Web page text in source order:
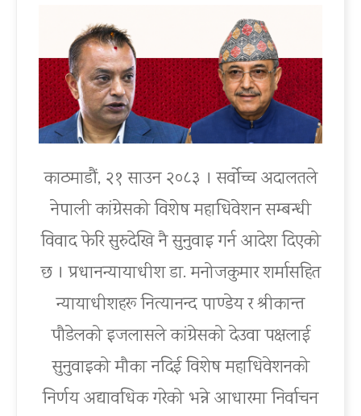
काठमाडौं, २१ साउन २०८३ । सर्वोच्च अदालतले
नेपाली कांग्रेसको विशेष महाधिवेशन सम्बन्धी
विवाद फेरि सुरुदेखि नै सुनुवाइ गर्न आदेश दिएको
छ । प्रधानन्यायाधीश डा. मनोजकुमार शर्मासहित
न्यायाधीशहरू नित्यानन्द पाण्डेय र श्रीकान्त
पौडेलको इजलासले कांग्रेसको देउवा पक्षलाई
सुनुवाइको मौका नदिई विशेष महाधिवेशनको
निर्णय अद्यावधिक गरेको भन्ने आधारमा निर्वाचन